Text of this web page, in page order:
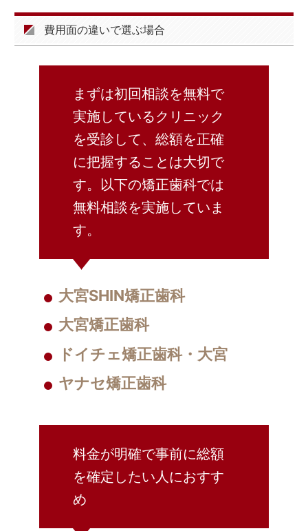
費用面の違いで選ぶ場合
まずは初回相談を無料で
実施しているクリニック
を受診して、総額を正確
に把握することは大切で
す。以下の矯正歯科では
無料相談を実施していま
す。
大宮SHIN矯正歯科
大宮矯正歯科
ドイチェ矯正歯科・大宮
ヤナセ矯正歯科
料金が明確で事前に総額
を確定したい人におすす
め